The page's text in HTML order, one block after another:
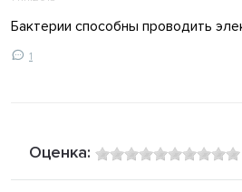
Бактерии способны проводить
1
Оценка: